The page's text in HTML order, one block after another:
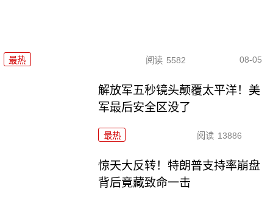
最热 阅读 5582 08-05
解放军五秒镜头颠覆太平洋！美
军最后安全区没了
最热 阅读 13886
惊天大反转！特朗普支持率崩盘
背后竟藏致命一击